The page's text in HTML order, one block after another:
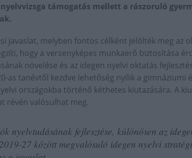
támogatás mellett a rászoruló
javaslat, melyben fontos célként jelölték meg az
hogy a versenyképes munkaerő biztosítása
növelése és az idegen nyelvi oktatás
as tanévtől kezdve lehetőség nyílik a gimnáziumi
országokba történő kéthetes kiutazására. A
révén valósulhat meg.
nyelvtudásának fejlesztése, különösen az
27 között megvalósuló idegen nyelvi